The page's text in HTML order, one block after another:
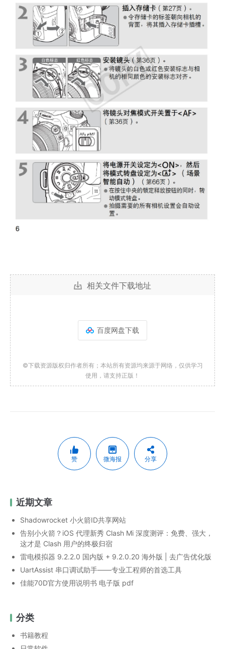
相关文件下载地址
百度网盘下载
©下载资源版权归作者所有；本站所有资源均来源于网络，仅供学习
使用，请支持正版！
赞 微海报 分享
近期文章
Shadowrocket 小火箭ID共享网站
告别小火箭？iOS 代理新秀 Clash Mi 深度测评：免费、强大，
这才是 Clash 用户的终极归宿
雷电模拟器 9.2.2.0 国内版 + 9.2.0.20 海外版 | 去广告优化版
UartAssist 串口调试助手——专业工程师的首选工具
佳能70D官方使用说明书 电子版 pdf
分类
书籍教程